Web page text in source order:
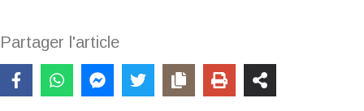
Partager l'article